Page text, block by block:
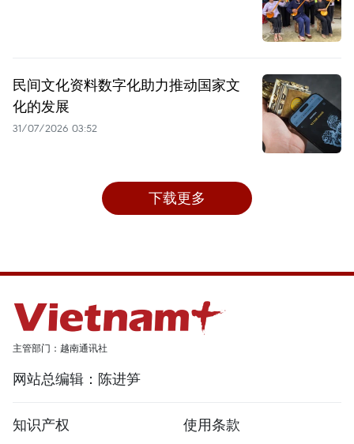
民间文化资料数字化助力推动国家文
化的发展
31/07/2026 03:52
下载更多
主管部门：越南通讯社
网站总编辑：陈进笋
知识产权
使用条款